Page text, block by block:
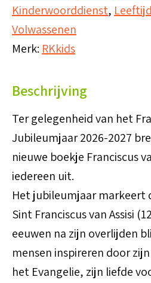
Kinderwoorddienst, Leeftijd
Volwassenen
Merk: RKkids
Beschrijving
Ter gelegenheid van het
Jubileumjaar 2026-2027
nieuwe boekje Franciscus
iedereen uit.
Het jubileumjaar markeert
Sint Franciscus van Assisi
eeuwen na zijn overlijden
mensen inspireren door
het Evangelie, zijn liefde